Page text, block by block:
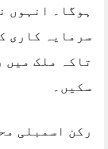
ہوگا۔ انہوں
سرمایہ کاری
تاکہ ملک میں
سکیں۔
رکن اسمبلی